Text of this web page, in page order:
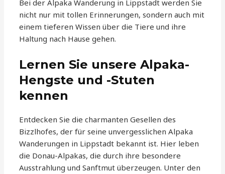
Bei der Alpaka Wanderung in Lippstadt werden Sie
nicht nur mit tollen Erinnerungen, sondern auch mit
einem tieferen Wissen über die Tiere und ihre
Haltung nach Hause gehen.
Lernen Sie unsere Alpaka-
Hengste und -Stuten
kennen
Entdecken Sie die charmanten Gesellen des
Bizzlhofes, der für seine unvergesslichen Alpaka
Wanderungen in Lippstadt bekannt ist. Hier leben
die Donau-Alpakas, die durch ihre besondere
Ausstrahlung und Sanftmut überzeugen. Unter den